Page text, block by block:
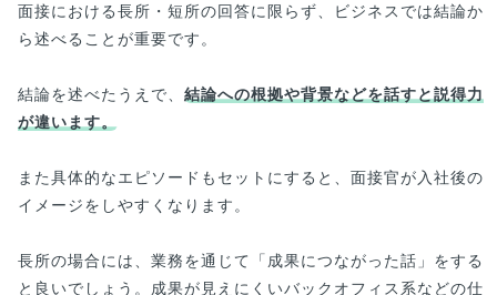
面接における長所・短所の回答に限らず、ビジネスでは結論か
ら述べることが重要です。
結論を述べたうえで、 結論への根拠や背景などを話すと説得力
が違います。
また具体的なエピソードもセットにすると、面接官が入社後の
イメージをしやすくなります。
長所の場合には、業務を通じて「成果につながった話」をする
と良いでしょう。成果が見えにくいバックオフィス系などの仕